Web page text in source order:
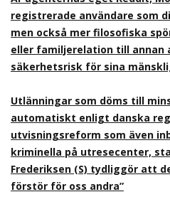
registrerade användare som
men också mer filosofiska
eller familjerelation till
säkerhetsrisk för sina
Utlänningar som döms till
automatiskt enligt danska
utvisningsreform som även
kriminella på utresecenter,
Frederiksen (S) tydliggör att
förstör för oss andra”